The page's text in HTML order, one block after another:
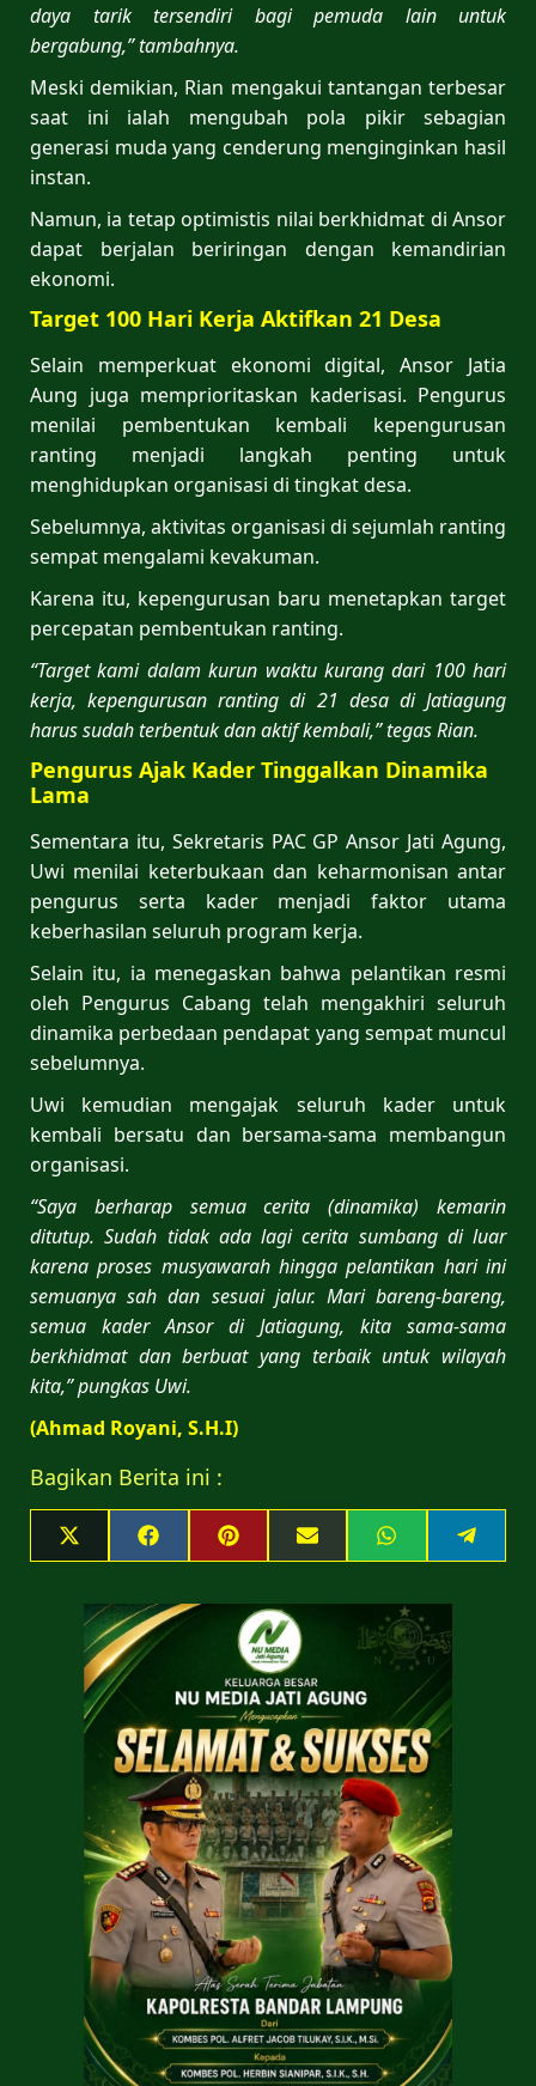
daya tarik tersendiri bagi pemuda lain untuk
bergabung,” tambahnya.
Meski demikian, Rian mengakui tantangan terbesar
saat ini ialah mengubah pola pikir sebagian
generasi muda yang cenderung menginginkan hasil
instan.
Namun, ia tetap optimistis nilai berkhidmat di Ansor
dapat berjalan beriringan dengan kemandirian
ekonomi.
Target 100 Hari Kerja Aktifkan 21 Desa
Selain memperkuat ekonomi digital, Ansor Jatia
Aung juga memprioritaskan kaderisasi. Pengurus
menilai pembentukan kembali kepengurusan
ranting menjadi langkah penting untuk
menghidupkan organisasi di tingkat desa.
Sebelumnya, aktivitas organisasi di sejumlah ranting
sempat mengalami kevakuman.
Karena itu, kepengurusan baru menetapkan target
percepatan pembentukan ranting.
“Target kami dalam kurun waktu kurang dari 100 hari
kerja, kepengurusan ranting di 21 desa di Jatiagung
harus sudah terbentuk dan aktif kembali,” tegas Rian.
Pengurus Ajak Kader Tinggalkan Dinamika
Lama
Sementara itu, Sekretaris PAC GP Ansor Jati Agung,
Uwi menilai keterbukaan dan keharmonisan antar
pengurus serta kader menjadi faktor utama
keberhasilan seluruh program kerja.
Selain itu, ia menegaskan bahwa pelantikan resmi
oleh Pengurus Cabang telah mengakhiri seluruh
dinamika perbedaan pendapat yang sempat muncul
sebelumnya.
Uwi kemudian mengajak seluruh kader untuk
kembali bersatu dan bersama-sama membangun
organisasi.
“Saya berharap semua cerita (dinamika) kemarin
ditutup. Sudah tidak ada lagi cerita sumbang di luar
karena proses musyawarah hingga pelantikan hari ini
semuanya sah dan sesuai jalur. Mari bareng-bareng,
semua kader Ansor di Jatiagung, kita sama-sama
berkhidmat dan berbuat yang terbaik untuk wilayah
kita,” pungkas Uwi.
(Ahmad Royani, S.H.I)
Bagikan Berita ini :